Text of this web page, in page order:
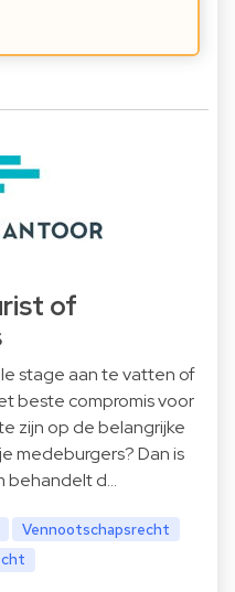
of
stage aan te vatten of
beste compromis voor
zijn op de belangrijke
medeburgers? Dan is
behandelt d…
Vennootschapsrecht